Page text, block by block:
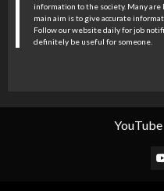
information to the society. Many
main aim is to give accurate
Follow our website daily for job
definitely be useful for someone.
YouTube